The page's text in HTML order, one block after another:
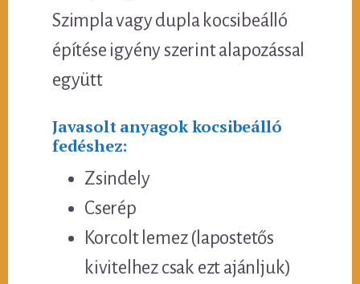
Szimpla vagy dupla kocsibeálló
építése igyény szerint alapozással
együtt
Javasolt anyagok kocsibeálló
fedéshez:
Zsindely
Cserép
Korcolt lemez (lapostetős
kivitelhez csak ezt ajánljuk)